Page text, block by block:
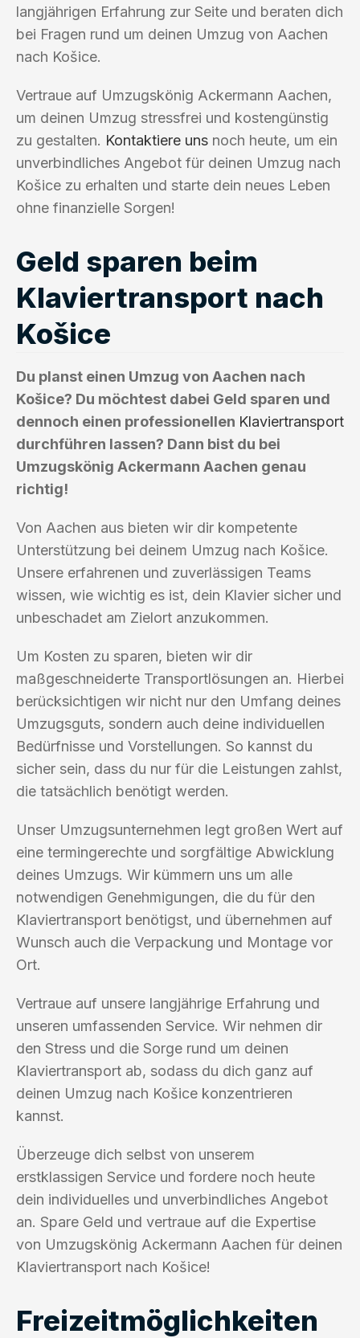
langjährigen Erfahrung zur Seite und beraten dich
bei Fragen rund um deinen Umzug von Aachen
nach Košice.
Vertraue auf Umzugskönig Ackermann Aachen,
um deinen Umzug stressfrei und kostengünstig
zu gestalten. Kontaktiere uns noch heute, um ein
unverbindliches Angebot für deinen Umzug nach
Košice zu erhalten und starte dein neues Leben
ohne finanzielle Sorgen!
Geld sparen beim
Klaviertransport nach
Košice
Du planst einen Umzug von Aachen nach
Košice? Du möchtest dabei Geld sparen und
dennoch einen professionellen Klaviertransport
durchführen lassen? Dann bist du bei
Umzugskönig Ackermann Aachen genau
richtig!
Von Aachen aus bieten wir dir kompetente
Unterstützung bei deinem Umzug nach Košice.
Unsere erfahrenen und zuverlässigen Teams
wissen, wie wichtig es ist, dein Klavier sicher und
unbeschadet am Zielort anzukommen.
Um Kosten zu sparen, bieten wir dir
maßgeschneiderte Transportlösungen an. Hierbei
berücksichtigen wir nicht nur den Umfang deines
Umzugsguts, sondern auch deine individuellen
Bedürfnisse und Vorstellungen. So kannst du
sicher sein, dass du nur für die Leistungen zahlst,
die tatsächlich benötigt werden.
Unser Umzugsunternehmen legt großen Wert auf
eine termingerechte und sorgfältige Abwicklung
deines Umzugs. Wir kümmern uns um alle
notwendigen Genehmigungen, die du für den
Klaviertransport benötigst, und übernehmen auf
Wunsch auch die Verpackung und Montage vor
Ort.
Vertraue auf unsere langjährige Erfahrung und
unseren umfassenden Service. Wir nehmen dir
den Stress und die Sorge rund um deinen
Klaviertransport ab, sodass du dich ganz auf
deinen Umzug nach Košice konzentrieren
kannst.
Überzeuge dich selbst von unserem
erstklassigen Service und fordere noch heute
dein individuelles und unverbindliches Angebot
an. Spare Geld und vertraue auf die Expertise
von Umzugskönig Ackermann Aachen für deinen
Klaviertransport nach Košice!
Freizeitmöglichkeiten